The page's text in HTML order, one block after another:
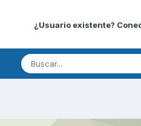
¿Usuario existente?